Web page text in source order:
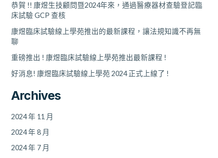
恭賀 !! 康煜生技顧問暨2024年來，通過醫療器材查驗登記臨
床試驗 GCP 查核
康煜臨床試驗線上學苑推出的最新課程，讓法規知識不再無
聊
重磅推出 ! 康煜臨床試驗線上學苑推出最新課程 !
好消息! 康煜臨床試驗線上學苑 2024 正式上線了 !
Archives
2024 年 11 月
2024 年 8 月
2024 年 7 月